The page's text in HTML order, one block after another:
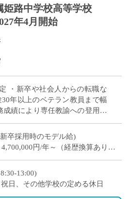
姫路中学校高等学校
年4月開始
・新卒や社会人からの転職な
年以上のベテラン教員まで幅
成績により専任教諭への登用あ
免許 […]
卒採用時のモデル給)
4,700,000円/年～（経歴換算あり）
当、特殊業務手当、通勤手当、入
手当を支給
13:00)
日、その他学校の定める休日